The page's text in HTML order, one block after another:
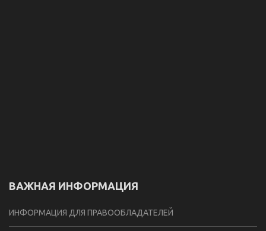
ВАЖНАЯ ИНФОРМАЦИЯ
ИНФОРМАЦИЯ ДЛЯ ПРАВООБЛАДАТЕЛЕЙ